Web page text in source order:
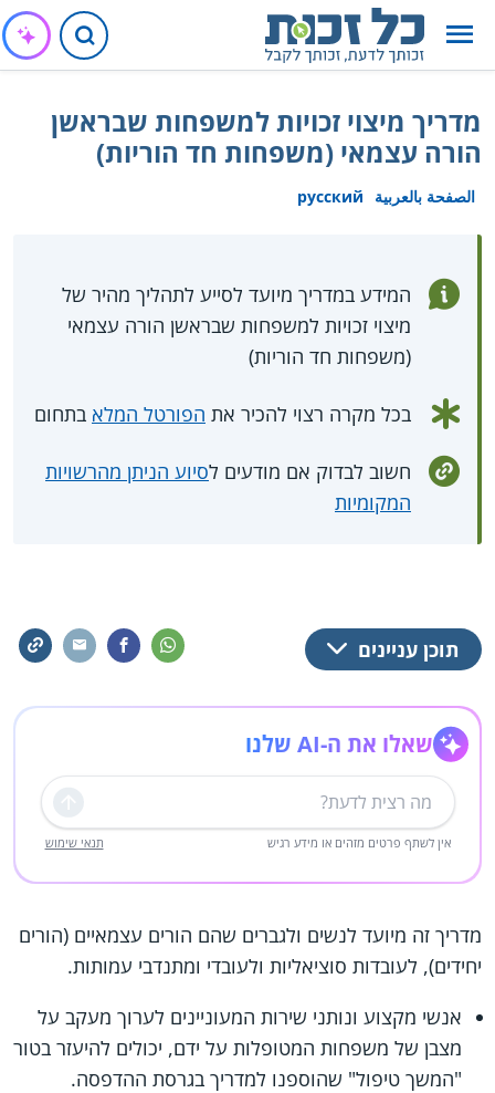
מדריך מיצוי זכויות למשפחות שבראשן
הורה עצמאי (משפחות חד הוריות)
الصفحة بالعربية русский
המידע במדריך מיועד לסייע לתהליך מהיר של
מיצוי זכויות למשפחות שבראשן הורה עצמאי
(משפחות חד הוריות)
בכל מקרה רצוי להכיר את הפורטל המלא בתחום
חשוב לבדוק אם מודעים לסיוע הניתן מהרשויות
המקומיות
תוכן עניינים
שאלו את ה-AI שלנו
שליחה
אין לשתף פרטים מזהים או מידע רגיש תנאי שימוש
מדריך זה מיועד לנשים ולגברים שהם הורים עצמאיים (הורים
יחידים), לעובדות סוציאליות ולעובדי ומתנדבי עמותות.
אנשי מקצוע ונותני שירות המעוניינים לערוך מעקב על
מצבן של משפחות המטופלות על ידם, יכולים להיעזר בטור
"המשך טיפול" שהוספנו למדריך בגרסת ההדפסה.